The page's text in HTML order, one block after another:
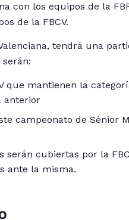
con los equipos de la
de la FBCV.
tendrá una
serán:
que mantienen la
anterior
campeonato de Sénior
serán cubiertas por la
ante la misma.